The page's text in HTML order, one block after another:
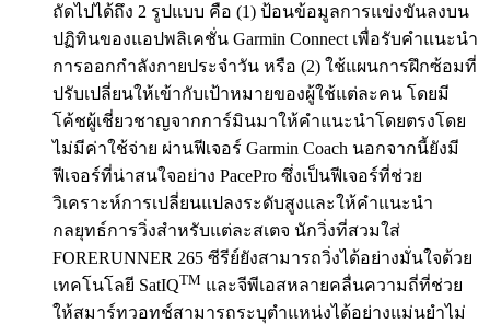
ถัดไปได้ถึง 2 รูปแบบ คือ (1) ป้อนข้อมูลการแข่งขันลงบน
ปฏิทินของแอปพลิเคชั่น Garmin Connect เพื่อรับคำแนะนำ
การออกกำลังกายประจำวัน หรือ (2) ใช้แผนการฝึกซ้อมที่
ปรับเปลี่ยนให้เข้ากับเป้าหมายของผู้ใช้แต่ละคน โดยมี
โค้ชผู้เชี่ยวชาญจากการ์มินมาให้คำแนะนำโดยตรงโดย
ไม่มีค่าใช้จ่าย ผ่านฟีเจอร์ Garmin Coach นอกจากนี้ยังมี
ฟีเจอร์ที่น่าสนใจอย่าง PacePro ซึ่งเป็นฟีเจอร์ที่ช่วย
วิเคราะห์การเปลี่ยนแปลงระดับสูงและให้คำแนะนำ
กลยุทธ์การวิ่งสำหรับแต่ละสเตจ นักวิ่งที่สวมใส่
FORERUNNER 265 ซีรีย์ยังสามารถวิ่งได้อย่างมั่นใจด้วย
เทคโนโลยี SatIQTM และจีพีเอสหลายคลื่นความถี่ที่ช่วย
ให้สมาร์ทวอทช์สามารถระบุตำแหน่งได้อย่างแม่นยำไม่